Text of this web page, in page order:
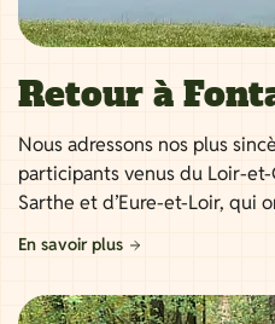
Retour à
Nous adressons nos plus
participants venus du Loir-
Sarthe et d’Eure-et-Loir, qui
En savoir plus